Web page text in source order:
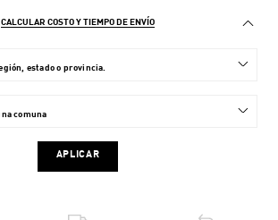
CALCULAR COSTO Y TIEMPO DE ENVÍO
APLICAR